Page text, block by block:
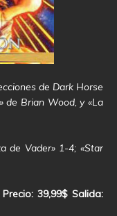
de Dark Horse
de Brian Wood, y «La
de Vader» 1-4; «Star
39,99$ Salida: